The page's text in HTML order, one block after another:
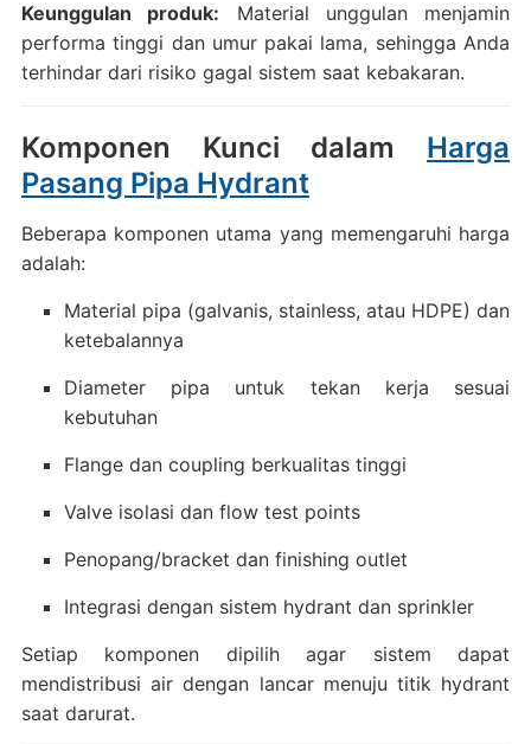
Keunggulan produk: Material unggulan menjamin
performa tinggi dan umur pakai lama, sehingga Anda
terhindar dari risiko gagal sistem saat kebakaran.
Komponen Kunci dalam Harga
Pasang Pipa Hydrant
Beberapa komponen utama yang memengaruhi harga
adalah:
Material pipa (galvanis, stainless, atau HDPE) dan
ketebalannya
Diameter pipa untuk tekan kerja sesuai
kebutuhan
Flange dan coupling berkualitas tinggi
Valve isolasi dan flow test points
Penopang/bracket dan finishing outlet
Integrasi dengan sistem hydrant dan sprinkler
Setiap komponen dipilih agar sistem dapat
mendistribusi air dengan lancar menuju titik hydrant
saat darurat.